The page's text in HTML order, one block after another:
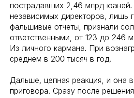
пострадавших 2,46 млрд юаней.
независимых директоров, лишь
фальшивые отчеты, признали
ответственными, от 123 до 246
Из личного кармана. При
среднем в 200 тысяч в год.
Дальше, цепная реакция, и она
приговора. Сразу после